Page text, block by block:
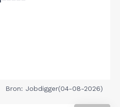
Bron: Jobdigger(04-08-2026)